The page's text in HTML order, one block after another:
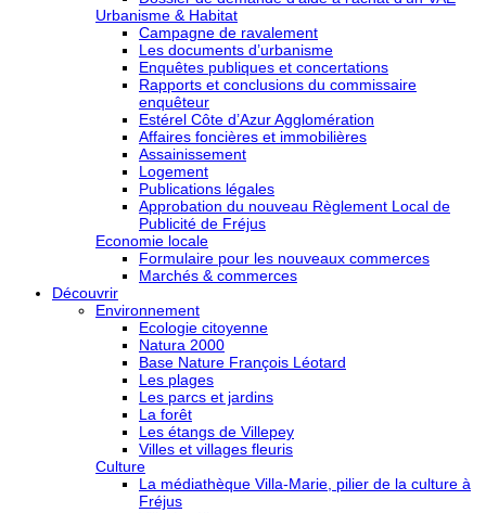
Urbanisme & Habitat
Campagne de ravalement
Les documents d’urbanisme
Enquêtes publiques et concertations
Rapports et conclusions du commissaire
enquêteur
Estérel Côte d’Azur Agglomération
Affaires foncières et immobilières
Assainissement
Logement
Publications légales
Approbation du nouveau Règlement Local de
Publicité de Fréjus
Economie locale
Formulaire pour les nouveaux commerces
Marchés & commerces
Découvrir
Environnement
Ecologie citoyenne
Natura 2000
Base Nature François Léotard
Les plages
Les parcs et jardins
La forêt
Les étangs de Villepey
Villes et villages fleuris
Culture
La médiathèque Villa-Marie, pilier de la culture à
Fréjus